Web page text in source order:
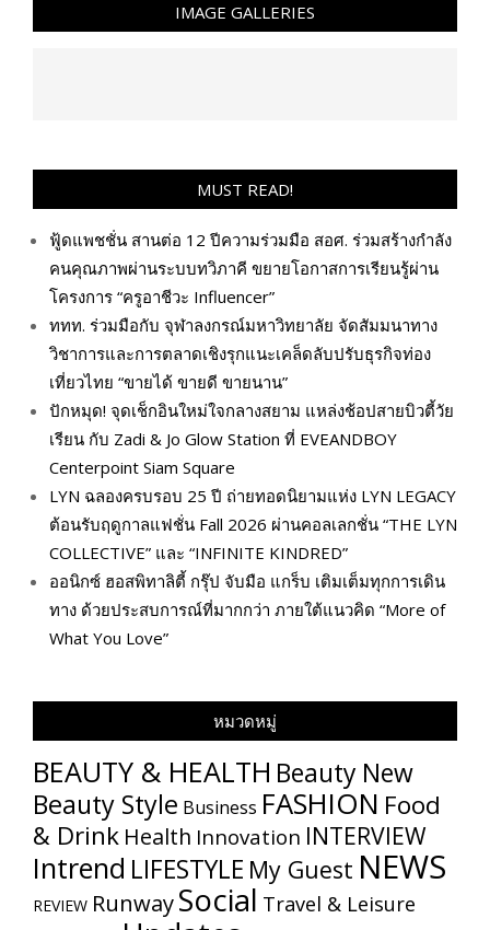
IMAGE GALLERIES
MUST READ!
ฟู้ดแพชชั่น สานต่อ 12 ปีความร่วมมือ สอศ. ร่วมสร้างกำลัง
คนคุณภาพผ่านระบบทวิภาคี ขยายโอกาสการเรียนรู้ผ่าน
โครงการ “ครูอาชีวะ Influencer”
ททท. ร่วมมือกับ จุฬาลงกรณ์มหาวิทยาลัย จัดสัมมนาทาง
วิชาการและการตลาดเชิงรุกแนะเคล็ดลับปรับธุรกิจท่อง
เที่ยวไทย “ขายได้ ขายดี ขายนาน”
ปักหมุด! จุดเช็กอินใหม่ใจกลางสยาม แหล่งช้อปสายบิวตี้วัย
เรียน กับ Zadi & Jo Glow Station ที่ EVEANDBOY
Centerpoint Siam Square
LYN ฉลองครบรอบ 25 ปี ถ่ายทอดนิยามแห่ง LYN LEGACY
ต้อนรับฤดูกาลแฟชั่น Fall 2026 ผ่านคอลเลกชั่น “THE LYN
COLLECTIVE” และ “INFINITE KINDRED”
ออนิกซ์ ฮอสพิทาลิตี้ กรุ๊ป จับมือ แกร็บ เติมเต็มทุกการเดิน
ทาง ด้วยประสบการณ์ที่มากกว่า ภายใต้แนวคิด “More of
What You Love”
หมวดหมู่
BEAUTY & HEALTH Beauty New
Beauty Style Business FASHION Food
& Drink Health Innovation INTERVIEW
Intrend LIFESTYLE My​ Guest NEWS
REVIEW RunwaySocial Travel & Leisure